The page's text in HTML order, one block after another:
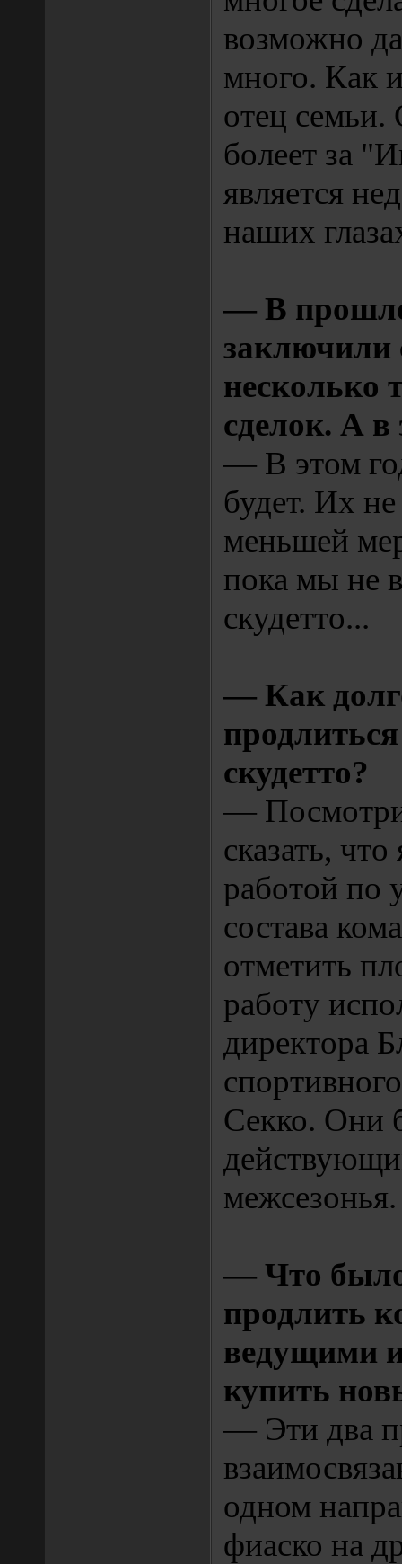
возможно
много. Как
отец семьи.
болеет за
является
наших
— В
заключили
несколько
сделок. А в
— В этом
будет. Их
меньшей
пока мы не
скудетто...
— Как
скудетто?
—
сказать,
работой по
состава
отметить
работу
директора
Секко. Они
межсезонья.
— Что
продлить
ведущими
купить
— Эти два
одном
фиаско на